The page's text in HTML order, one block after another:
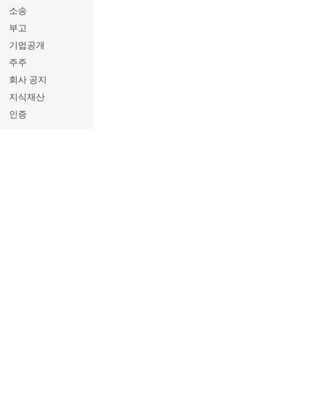
소송
부고
기업공개
주주
회사 공지
지식재산
인증